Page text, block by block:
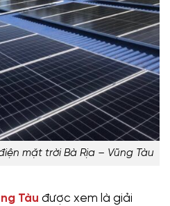
mặt trời Bà Rịa – Vũng Tàu
Tàu được xem là giải